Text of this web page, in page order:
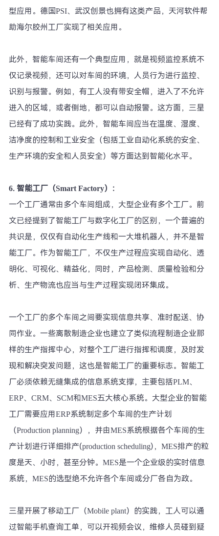
型应用。德国PSI、武汉创景也拥有这类产品，天河软件帮
助海尔胶州工厂实现了相关应用。
此外，智能车间还有一个典型应用，就是视频监控系统不
仅记录视频，还可以对车间的环境，人员行为进行监控、
识别与报警。例如，有工人没有带安全帽，进入了不允许
进入的区域，或者倒地，都可以自动报警。这方面，三星
已经有了成功实践。此外，智能车间应当在温度、湿度、
洁净度的控制和工业安全（包括工业自动化系统的安全、
生产环境的安全和人员安全）等方面达到智能化水平。
6. 智能工厂（Smart Factory）：
一个工厂通常由多个车间组成，大型企业有多个工厂。前
文已经提到了智能工厂与数字化工厂的区别，一个普遍的
共识是，仅仅有自动化生产线和一大堆机器人，并不是智
能工厂。作为智能工厂，不仅生产过程应实现自动化、透
明化、可视化、精益化，同时，产品检测、质量检验和分
析、生产物流也应当与生产过程实现闭环集成。
一个工厂的多个车间之间要实现信息共享、准时配送、协
同作业。一些离散制造企业也建立了类似流程制造企业那
样的生产指挥中心，对整个工厂进行指挥和调度，及时发
现和解决突发问题，这也是智能工厂的重要标志。智能工
厂必须依赖无缝集成的信息系统支撑，主要包括PLM、
ERP、CRM、SCM和MES五大核心系统。大型企业的智能
工厂需要应用ERP系统制定多个车间的生产计划
（Production planning），并由MES系统根据各个车间的生
产计划进行详细排产(production scheduling)，MES排产的粒
度是天、小时，甚至分钟。MES是一个企业级的实时信息
系统，MES的选型绝不允许各个车间或分厂各自为政。
三星开展了移动工厂（Mobile plant）的实践，工人可以通
过智能手机查询工单，可以开视频会议，维修人员碰到疑